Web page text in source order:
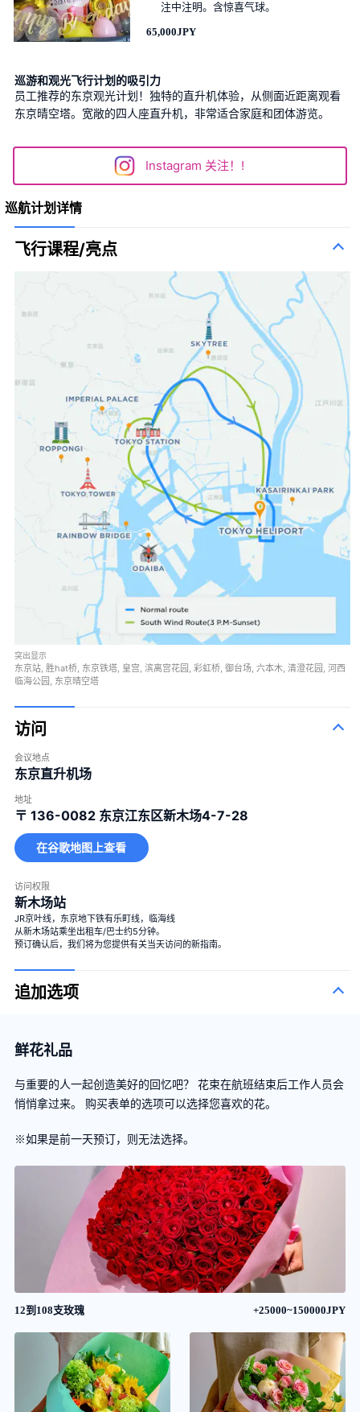
注中注明。含惊喜气球。
65,000JPY
巡游和观光飞行计划的吸引力
员工推荐的东京观光计划！独特的直升机体验，从侧面近距离观看
东京晴空塔。宽敞的四人座直升机，非常适合家庭和团体游览。
Instagram 关注！!
巡航计划详情
飞行课程/亮点
突出显示
东京站, 胜hat桥, 东京铁塔, 皇宫, 滨离宫花园, 彩虹桥, 御台场, 六本木, 清澄花园, 河西
临海公园, 东京晴空塔
访问
会议地点
东京直升机场
地址
〒 136-0082 东京江东区新木场4-7-28
在谷歌地图上查看
访问权限
新木场站
JR京叶线，东京地下铁有乐町线，临海线
从新木场站乘坐出租车/巴士约5分钟。
预订确认后，我们将为您提供有关当天访问的新指南。
追加选项
鲜花礼品
与重要的人一起创造美好的回忆吧？ 花束在航班结束后工作人员会
悄悄拿过来。 购买表单的选项可以选择您喜欢的花。
※如果是前一天预订，则无法选择。
12到108支玫瑰 +25000~150000JPY